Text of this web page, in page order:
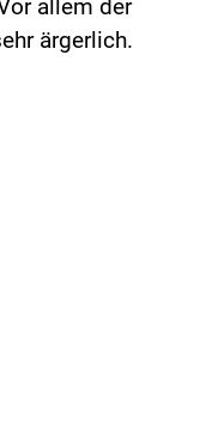
allem der
ärgerlich.